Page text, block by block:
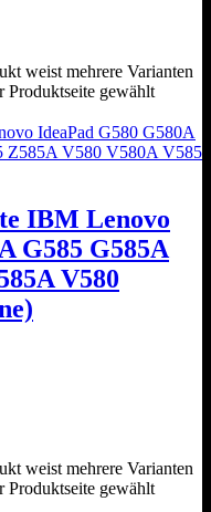
weist mehrere Varianten
Produktseite gewählt
IBM Lenovo
G585 G585A
V580
weist mehrere Varianten
Produktseite gewählt